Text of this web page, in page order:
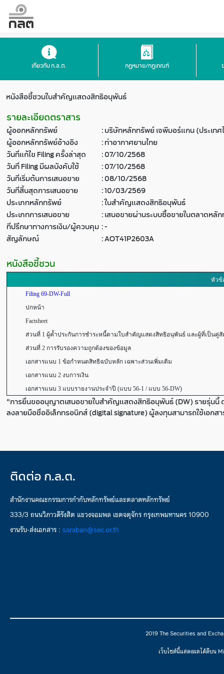
เกี่ยวกับ ก.ล.ต. กฎหมาย/กฎเกณฑ์
หนังสือชี้ชวนใบสำคัญแสดงสิทธิอนุพันธ์
รายละเอียดตราสาร
ผู้ออกหลักทรัพย์ :บริษัทหลักทรัพย์ เจพีมอร์แกน (ประเท
ผู้ออกหลักทรัพย์อ้างอิง
:ท่าอากาศยานไทย
วันที่แก้ไข Filing ครั้งล่าสุด
:07/10/2568
วันที่ Filing มีผลบังคับใช้
:07/10/2568
วันที่เริ่มต้นการเสนอขาย
:08/10/2568
วันที่สิ้นสุดการเสนอขาย
:10/03/2569
ประเภทหลักทรัพย์
:ใบสำคัญแสดงสิทธิอนุพันธ์
ประเภทการเสนอขาย
:เสนอขายผ่านระบบซื้อขายในตลาดหลั
ที่ปรึกษาทางการเงิน/ผู้ควบคุม :-
สัญลักษณ์
:AOT41P2603A
หนังสือชี้ชวน
หัวข้
Filing 69-DW-Full
ปกหน้า
Factsheet
ส่วนที่ 1 ผู้ค้ำประกันการชำระหนี้ตามใบสำคัญแสดงสิทธิอนุพันธ์ และผู้ที่เป็นคู่สั
ส่วนที่ 2 การรับรองความถูกต้องของข้อมูล
เอกสารแนบ 1 ข้อกำหนดสิทธิฉบับหลัก เฉพาะส่วนเพิ่มเติม
เอกสารแนบ 2 งบการเงิน
เอกสารแนบ 3 แบบรายงานประจำปี (แบบ 56-1 / แบบ 56-DW)
"การยื่นขออนุญาตเสนอขายใบสำคัญแสดงสิทธิอนุพันธ์ (DW) รายรุ่นนี้
ลงลายมือชื่ออิเล็กทรอนิกส์ (digital signature) ผู้ลงทุนสามารถใช้เอกส
ติดต่อ ก.ล.ต.
สำนักงานคณะกรรมการกำกับหลักทรัพย์และตลาดหลักทรัพย์
333/3 ถนนวิภาวดีรังสิต แขวงจอมพล เขตจตุจักร กรุงเทพมหานคร 10900
งานรับ-ส่งเอกสาร : saraban@sec.or.th
2019 The Securities and
เว็บไซต์นี้แสดงผลได้ดีบน